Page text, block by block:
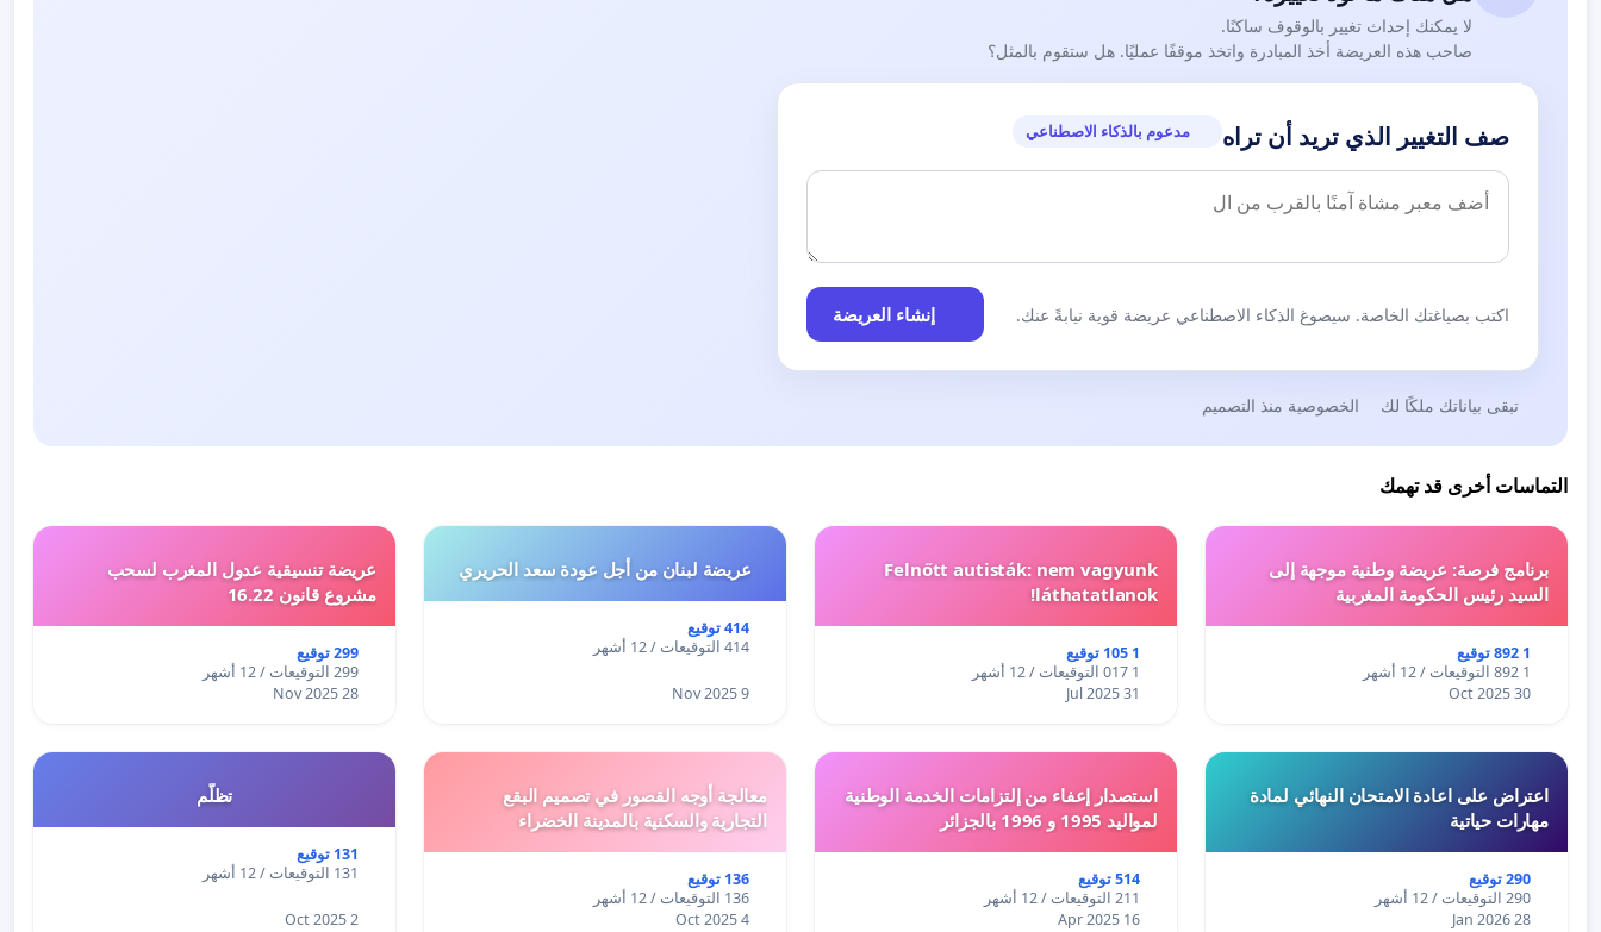
لا يمكنك إحداث تغيير بالوقوف ساكنًا.
صاحب هذه العريضة أخذ المبادرة واتخذ موقفًا عمليًا. هل ستقوم بالمثل؟
صف التغيير الذي تريد أن تراه مدعوم بالذكاء الاصطناعي
اكتب بصياغتك الخاصة. سيصوغ الذكاء الاصطناعي عريضة قوية نيابةً عنك. إنشاء العريضة
تبقى بياناتك ملكًا لك الخصوصية منذ التصميم
التماسات أخرى قد تهمك
برنامج فرصة: عريضة وطنية موجهة إلى
السيد رئيس الحكومة المغربية
1 892 توقيع
1 892 التوقيعات / 12 أشهر
30 Oct 2025
Felnőtt autisták: nem vagyunk
láthatatlanok!
1 105 توقيع
1 017 التوقيعات / 12 أشهر
31 Jul 2025
عريضة لبنان من أجل عودة سعد الحريري
414 توقيع
414 التوقيعات / 12 أشهر
9 Nov 2025
عريضة تنسيقية عدول المغرب لسحب
مشروع قانون 16.22
299 توقيع
299 التوقيعات / 12 أشهر
28 Nov 2025
اعتراض على اعادة الامتحان النهائي لمادة
مهارات حياتية
290 توقيع
290 التوقيعات / 12 أشهر
28 Jan 2026
استصدار إعفاء من إلتزامات الخدمة الوطنية
لمواليد 1995 و 1996 بالجزائر
514 توقيع
211 التوقيعات / 12 أشهر
16 Apr 2025
معالجة أوجه القصور في تصميم البقع
التجارية والسكنية بالمدينة الخضراء
136 توقيع
136 التوقيعات / 12 أشهر
4 Oct 2025
تظلّم
131 توقيع
131 التوقيعات / 12 أشهر
2 Oct 2025